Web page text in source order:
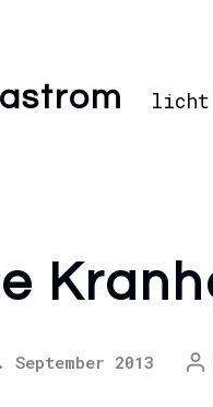
licht
September 2013